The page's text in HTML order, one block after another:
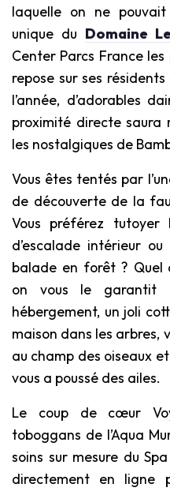
laquelle on ne
unique du Domaine
Center Parcs France
repose sur ses
l’année, d’adorables
proximité directe saura
les nostalgiques de
Vous êtes tentés par
de découverte de la
Vous préférez tutoyer
d’escalade intérieur ou
balade en forêt ? Quel
on vous le garantit
hébergement, un joli
maison dans les arbres,
au champ des oiseaux
vous a poussé des ailes.
Le coup de cœur
toboggans de l’Aqua
soins sur mesure du
directement en ligne